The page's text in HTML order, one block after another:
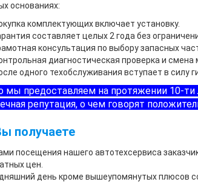
основаниях:
комплектующих включает установку.
составляет целых 2 года без
консультация по выбору запасных
диагностическая проверка и
одного техобслуживания вступает в силу
мы предоставляем на протяжении 10-
репутация, о чем говорят
получаете
посещения нашего автотехсервиса
цен.
день кроме вышеупомянутых плюсов